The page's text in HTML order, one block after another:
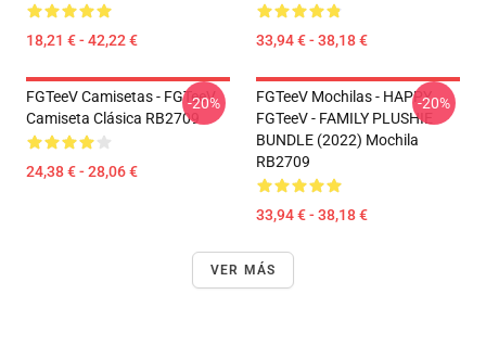
18,21 € - 42,22 € 33,94 € - 38,18 €
FGTeeV Camisetas - FGTeeV
Camiseta Clásica RB2709
24,38 € - 28,06 €
-20%
FGTeeV Mochilas - HAPPY
FGTeeV - FAMILY PLUSHIE
BUNDLE (2022) Mochila
RB2709
33,94 € - 38,18 €
-20%
VER MÁS